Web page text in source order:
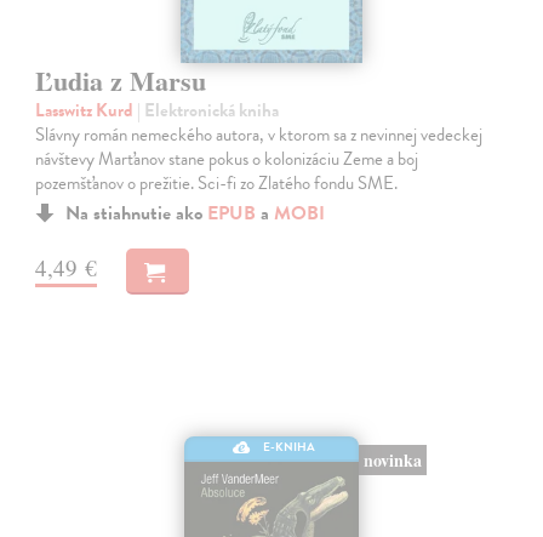
Ľudia z Marsu
Lasswitz Kurd | Elektronická kniha
Slávny román nemeckého autora, v ktorom sa z nevinnej vedeckej
návštevy Marťanov stane pokus o kolonizáciu Zeme a boj
pozemšťanov o prežitie. Sci-fi zo Zlatého fondu SME.
Na stiahnutie ako EPUB a MOBI
4,49 €
E-KNIHA
novinka